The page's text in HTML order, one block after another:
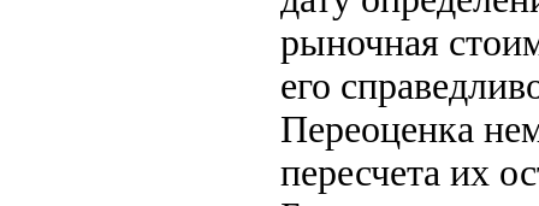
рыночная
его
Переоценка
пересчета их